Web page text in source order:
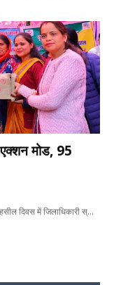
मोड, 95
दिवस में जिलाधिकारी स्…